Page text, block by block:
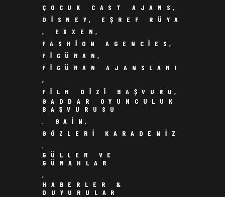
ÇOCUK CAST AJANS,
DISNEY, EŞREF RÜYA
, EXXEN,
FASHION AGENCIES,
FIGÜRAN,
FIGÜRAN AJANSLARI
,
FILM DIZI BAŞVURU,
GADDAR OYUNCULUK
BAŞVURUSU
, GAIN,
GÖZLERI KARADENIZ
,
GÜLLER VE
GÜNAHLAR
,
HABERLER &
DUYURULAR